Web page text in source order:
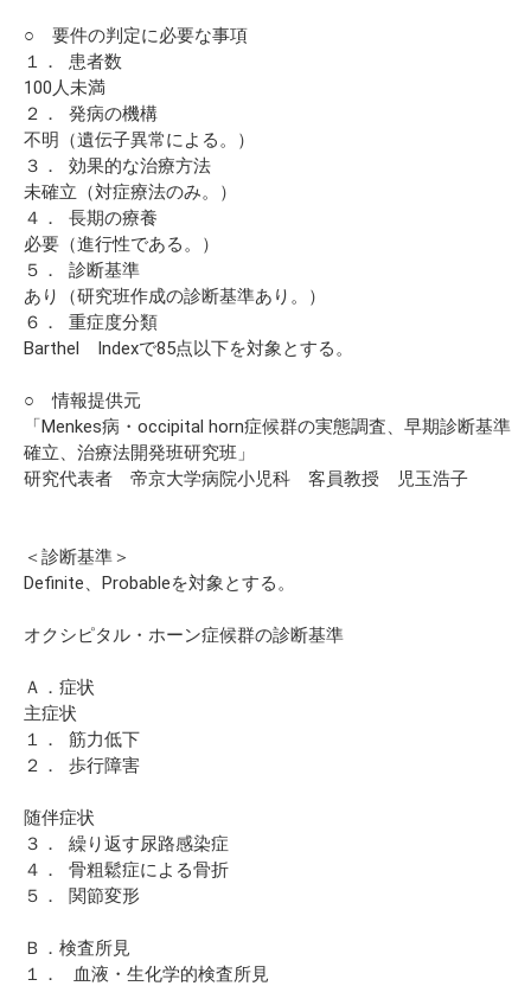
○ 要件の判定に必要な事項
１． 患者数
100人未満
２． 発病の機構
不明（遺伝子異常による。）
３． 効果的な治療方法
未確立（対症療法のみ。）
４． 長期の療養
必要（進行性である。）
５． 診断基準
あり（研究班作成の診断基準あり。）
６． 重症度分類
Barthel Indexで85点以下を対象とする。
○ 情報提供元
「Menkes病・occipital horn症候群の実態調査、早期診断基準
確立、治療法開発班研究班」
研究代表者 帝京大学病院小児科 客員教授 児玉浩子
＜診断基準＞
Definite、Probableを対象とする。
オクシピタル・ホーン症候群の診断基準
Ａ．症状
主症状
１． 筋力低下
２． 歩行障害
随伴症状
３． 繰り返す尿路感染症
４． 骨粗鬆症による骨折
５． 関節変形
Ｂ．検査所見
１． 血液・生化学的検査所見